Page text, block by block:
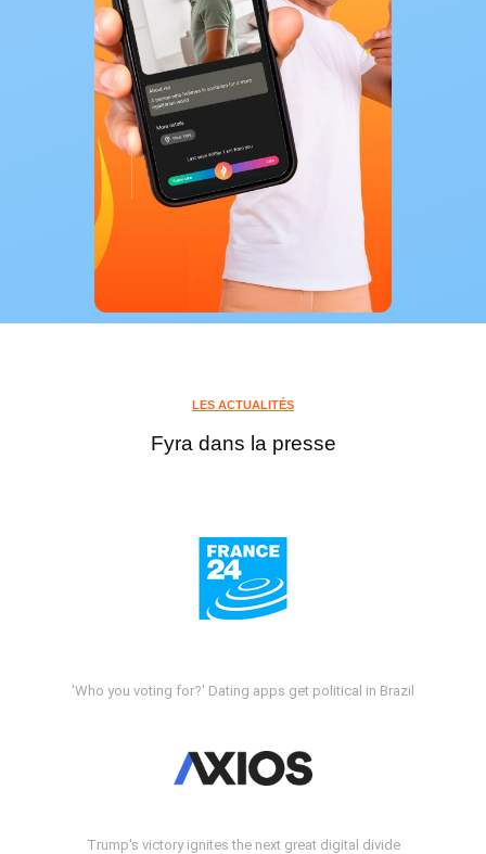
LES ACTUALITÉS
Fyra dans la presse
'Who you voting for?' Dating apps get political in Brazil
Trump's victory ignites the next great digital divide